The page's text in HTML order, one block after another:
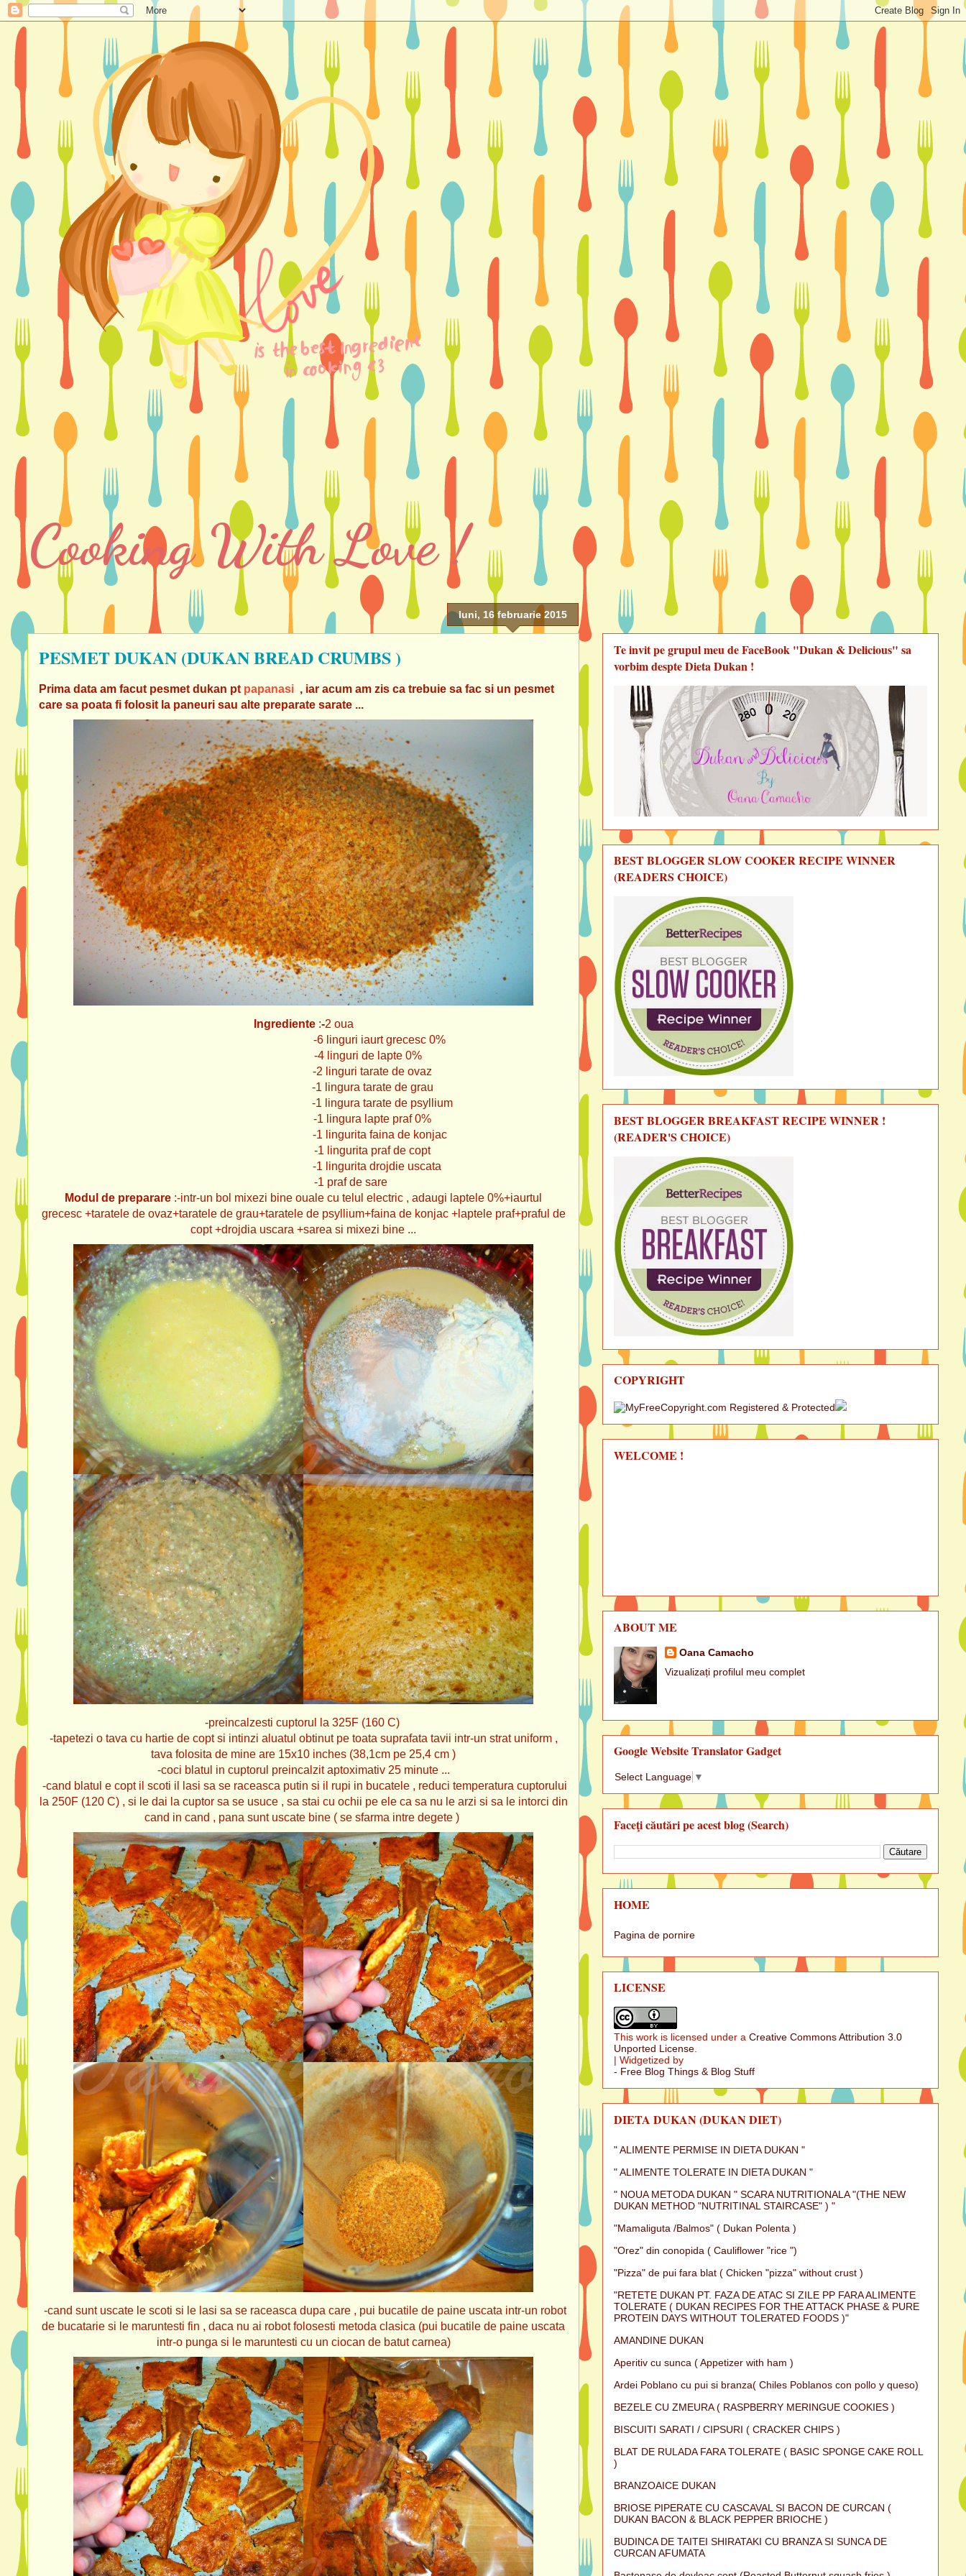
Cooking With Love !
luni, 16 februarie 2015
PESMET DUKAN (DUKAN BREAD CRUMBS )
Prima data am facut pesmet dukan pt papanasi , iar acum am zis ca trebuie sa fac si un pesmet
care sa poata fi folosit la paneuri sau alte preparate sarate ...
Ingrediente :-2 oua
-6 linguri iaurt grecesc 0%
-4 linguri de lapte 0%
-2 linguri tarate de ovaz
-1 lingura tarate de grau
-1 lingura tarate de psyllium
-1 lingura lapte praf 0%
-1 lingurita faina de konjac
-1 lingurita praf de copt
-1 lingurita drojdie uscata
-1 praf de sare
Modul de preparare :-intr-un bol mixezi bine ouale cu telul electric , adaugi laptele 0%+iaurtul
grecesc +taratele de ovaz+taratele de grau+taratele de psyllium+faina de konjac +laptele praf+praful de
copt +drojdia uscara +sarea si mixezi bine ...
-preincalzesti cuptorul la 325F (160 C)
-tapetezi o tava cu hartie de copt si intinzi aluatul obtinut pe toata suprafata tavii intr-un strat uniform ,
tava folosita de mine are 15x10 inches (38,1cm pe 25,4 cm )
-coci blatul in cuptorul preincalzit aptoximativ 25 minute ...
-cand blatul e copt il scoti il lasi sa se raceasca putin si il rupi in bucatele , reduci temperatura cuptorului
la 250F (120 C) , si le dai la cuptor sa se usuce , sa stai cu ochii pe ele ca sa nu le arzi si sa le intorci din
cand in cand , pana sunt uscate bine ( se sfarma intre degete )
-cand sunt uscate le scoti si le lasi sa se raceasca dupa care , pui bucatile de paine uscata intr-un robot
de bucatarie si le maruntesti fin , daca nu ai robot folosesti metoda clasica (pui bucatile de paine uscata
intr-o punga si le maruntesti cu un ciocan de batut carnea)
Te invit pe grupul meu de FaceBook "Dukan & Delicious" sa
vorbim despte Dieta Dukan !
BEST BLOGGER SLOW COOKER RECIPE WINNER
(READERS CHOICE)
BEST BLOGGER BREAKFAST RECIPE WINNER !
(READER'S CHOICE)
COPYRIGHT
WELCOME !
ABOUT ME
Oana Camacho
Vizualizați profilul meu complet
Google Website Translator Gadget
Select Language ▼
Faceţi căutări pe acest blog (Search)
HOME
Pagina de pornire
LICENSE
This work is licensed under a Creative Commons Attribution 3.0
Unported License.
| Widgetized by
- Free Blog Things & Blog Stuff
DIETA DUKAN (DUKAN DIET)
" ALIMENTE PERMISE IN DIETA DUKAN "
" ALIMENTE TOLERATE IN DIETA DUKAN "
" NOUA METODA DUKAN " SCARA NUTRITIONALA "(THE NEW
DUKAN METHOD "NUTRITINAL STAIRCASE" ) "
"Mamaliguta /Balmos" ( Dukan Polenta )
"Orez" din conopida ( Cauliflower "rice ")
"Pizza" de pui fara blat ( Chicken "pizza" without crust )
"RETETE DUKAN PT. FAZA DE ATAC SI ZILE PP FARA ALIMENTE
TOLERATE ( DUKAN RECIPES FOR THE ATTACK PHASE & PURE
PROTEIN DAYS WITHOUT TOLERATED FOODS )"
AMANDINE DUKAN
Aperitiv cu sunca ( Appetizer with ham )
Ardei Poblano cu pui si branza( Chiles Poblanos con pollo y queso)
BEZELE CU ZMEURA ( RASPBERRY MERINGUE COOKIES )
BISCUITI SARATI / CIPSURI ( CRACKER CHIPS )
BLAT DE RULADA FARA TOLERATE ( BASIC SPONGE CAKE ROLL
)
BRANZOAICE DUKAN
BRIOSE PIPERATE CU CASCAVAL SI BACON DE CURCAN (
DUKAN BACON & BLACK PEPPER BRIOCHE )
BUDINCA DE TAITEI SHIRATAKI CU BRANZA SI SUNCA DE
CURCAN AFUMATA